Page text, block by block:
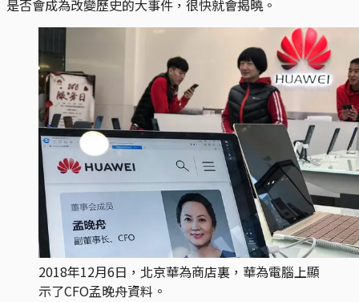
是否會成為改變歷史的大事件，很快就會揭曉。
2018年12月6日，北京華為商店裏，華為電腦上顯
示了CFO孟晚舟資料。